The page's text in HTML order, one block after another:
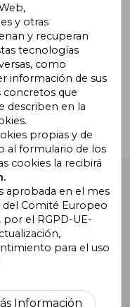
3 (08940),
Reservados.
|Buscalibre
y otras
y recuperan
tecnologías
como
información de sus
concretos que
describen en la
propias y de
al formulario de los
cookies la recibirá
aprobada en el mes
del Comité Europeo
por el RGPD-UE-
para el uso
Información